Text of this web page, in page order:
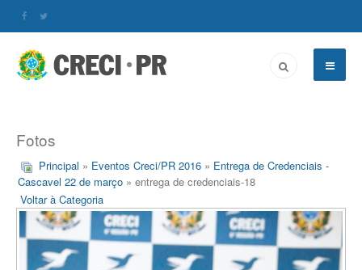
Fotos
Principal » Eventos Creci/PR 2016 » Entrega de Credenciais -
Cascavel 22 de março » entrega de credenciais-18
Voltar à Categoria